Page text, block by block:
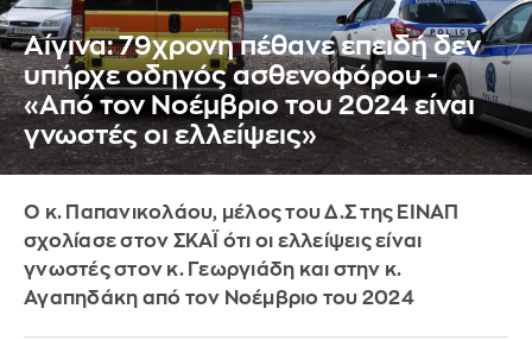
Αίγινα: 79χρονη πέθανε επειδή δεν
υπήρχε οδηγός ασθενοφόρου -
«Από τον Νοέμβριο του 2024 είναι
γνωστές οι ελλείψεις»
Ο κ. Παπανικολάου, μέλος του Δ.Σ της ΕΙΝΑΠ
σχολίασε στον ΣΚΑΪ ότι οι ελλείψεις είναι
γνωστές στον κ. Γεωργιάδη και στην κ.
Αγαπηδάκη από τον Νοέμβριο του 2024